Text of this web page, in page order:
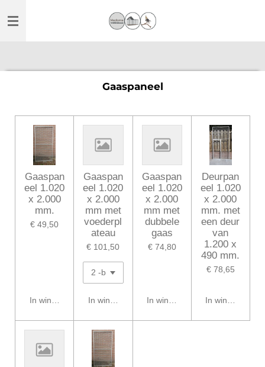
direct
Gaaspaneel
Gaaspan
eel 1.020
x 2.000
mm.
€ 49,50
In winkelwagen
Gaaspan
eel 1.020
x 2.000
mm met
voederpl
ateau
€ 101,50
In winkelwagen
Gaaspan
eel 1.020
x 2.000
mm met
dubbele
gaas
€ 74,80
In winkelwagen
Deurpan
eel 1.020
x 2.000
mm. met
een deur
van
1.200 x
490 mm.
€ 78,65
In winkelwagen